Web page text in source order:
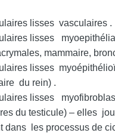
lisses vasculaires .
lisses
mammaire,
lisses
du rein) .
lisses
du testicule) – elles
dans les processus de